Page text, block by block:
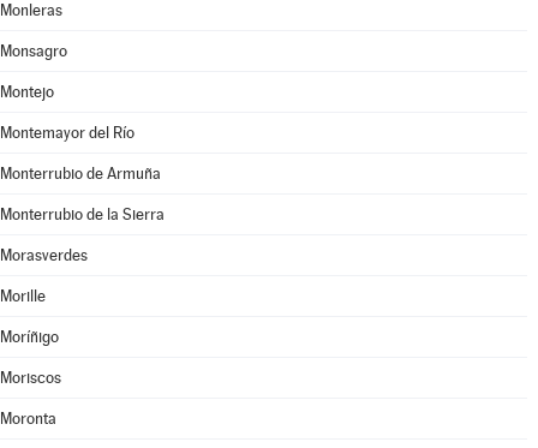
Monleras
Monsagro
Montejo
Montemayor del Río
Monterrubio de Armuña
Monterrubio de la Sierra
Morasverdes
Morille
Moríñigo
Moriscos
Moronta